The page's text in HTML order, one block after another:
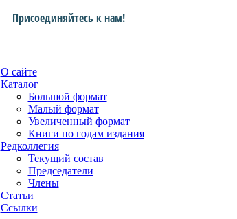
Присоединяйтесь к нам!
О сайте
Каталог
Большой формат
Малый формат
Увеличенный формат
Книги по годам издания
Редколлегия
Текущий состав
Председатели
Члены
Статьи
Ссылки